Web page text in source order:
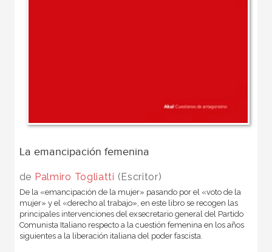
La emancipación femenina
de Palmiro Togliatti (Escritor)
De la «emancipación de la mujer» pasando por el «voto de la
mujer» y el «derecho al trabajo», en este libro se recogen las
principales intervenciones del exsecretario general del Partido
Comunista Italiano respecto a la cuestión femenina en los años
siguientes a la liberación italiana del poder fascista.